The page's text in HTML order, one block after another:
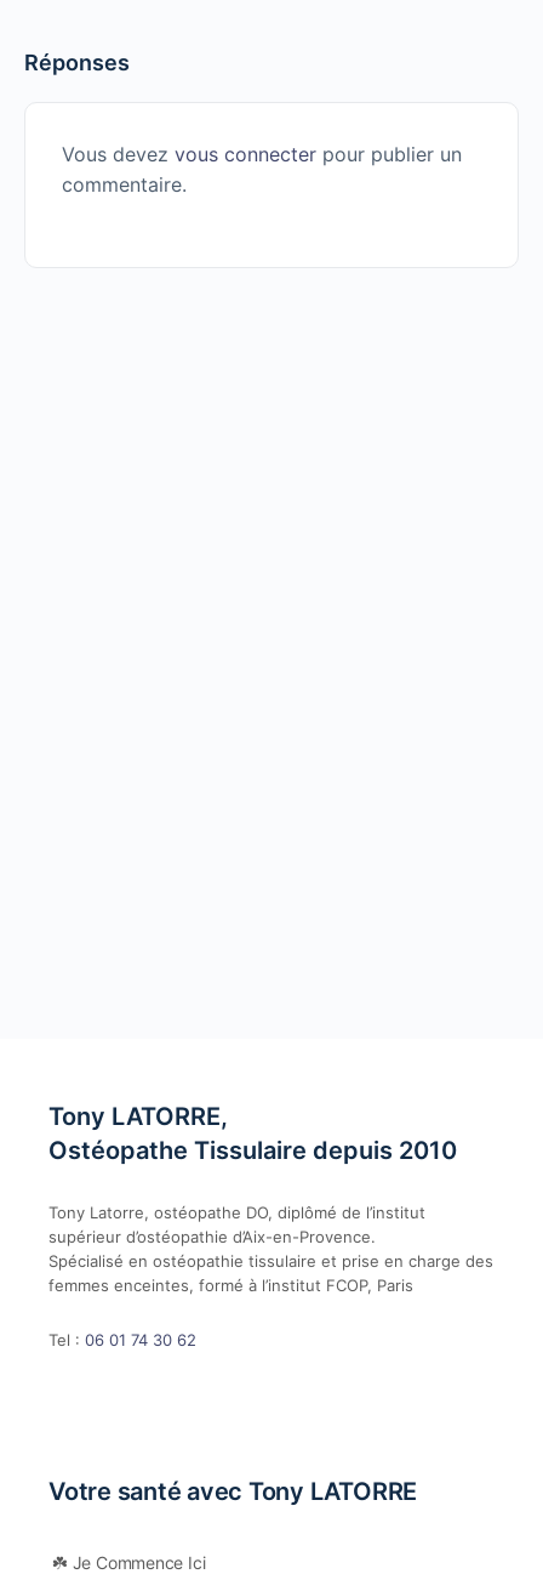
Réponses
Vous devez vous connecter pour publier un
commentaire.
Tony LATORRE,
Ostéopathe Tissulaire depuis 2010
Tony Latorre, ostéopathe DO, diplômé de l’institut
supérieur d’ostéopathie d’Aix-en-Provence.
Spécialisé en ostéopathie tissulaire et prise en charge des
femmes enceintes, formé à l’institut FCOP, Paris
Tel : 06 01 74 30 62
Votre santé avec Tony LATORRE
☘️ Je Commence Ici